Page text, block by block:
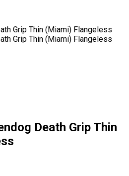
Grip Thin (Miami) Flangeless
Grip Thin (Miami) Flangeless
Death Grip Thin